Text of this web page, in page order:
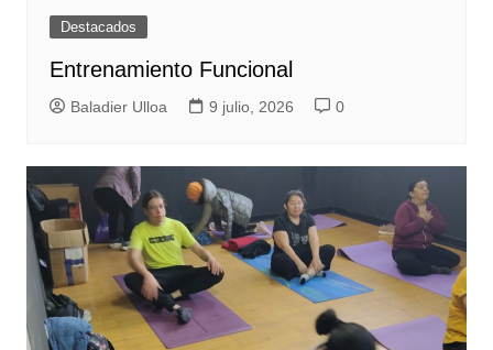
Destacados
Entrenamiento Funcional
Baladier Ulloa 9 julio, 2026 0